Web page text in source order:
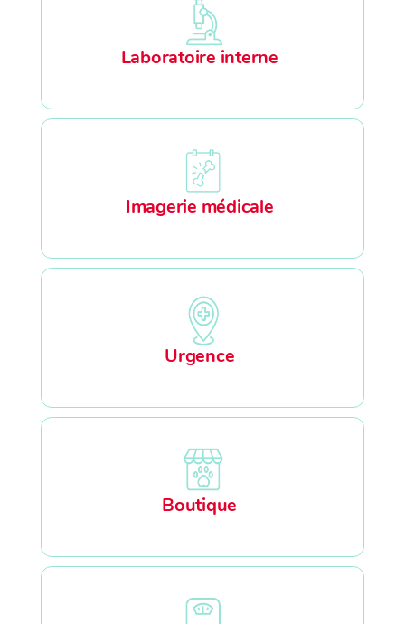
Laboratoire interne
Imagerie médicale
Urgence
Boutique